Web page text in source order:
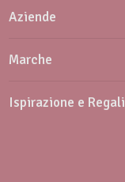
Aziende
Marche
Ispirazione e Regali